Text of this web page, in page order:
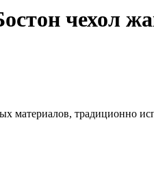
чехол
материалов,